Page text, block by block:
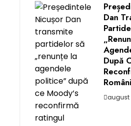
Dan
După
august